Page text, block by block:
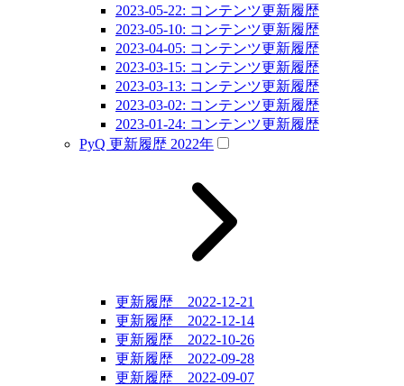
2023-05-22: コンテンツ更新履歴
2023-05-10: コンテンツ更新履歴
2023-04-05: コンテンツ更新履歴
2023-03-15: コンテンツ更新履歴
2023-03-13: コンテンツ更新履歴
2023-03-02: コンテンツ更新履歴
2023-01-24: コンテンツ更新履歴
PyQ 更新履歴 2022年
更新履歴 2022-12-21
更新履歴 2022-12-14
更新履歴 2022-10-26
更新履歴 2022-09-28
更新履歴 2022-09-07